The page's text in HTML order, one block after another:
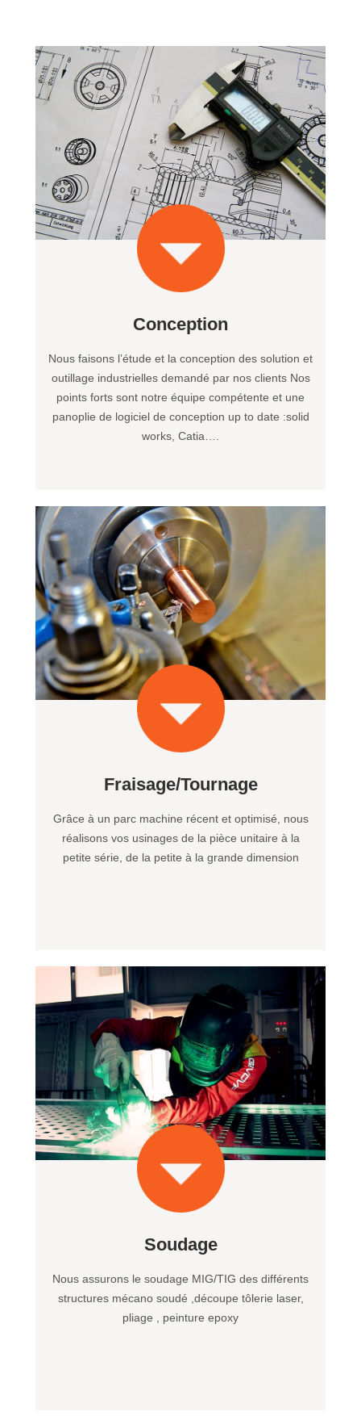
Conception
Nous faisons l’étude et la conception des solution et
outillage industrielles demandé par nos clients Nos
points forts sont notre équipe compétente et une
panoplie de logiciel de conception up to date :solid
works, Catia….
Fraisage/Tournage
Grâce à un parc machine récent et optimisé, nous
réalisons vos usinages de la pièce unitaire à la
petite série, de la petite à la grande dimension
Soudage
Nous assurons le soudage MIG/TIG des différents
structures mécano soudé ,découpe tôlerie laser,
pliage , peinture epoxy